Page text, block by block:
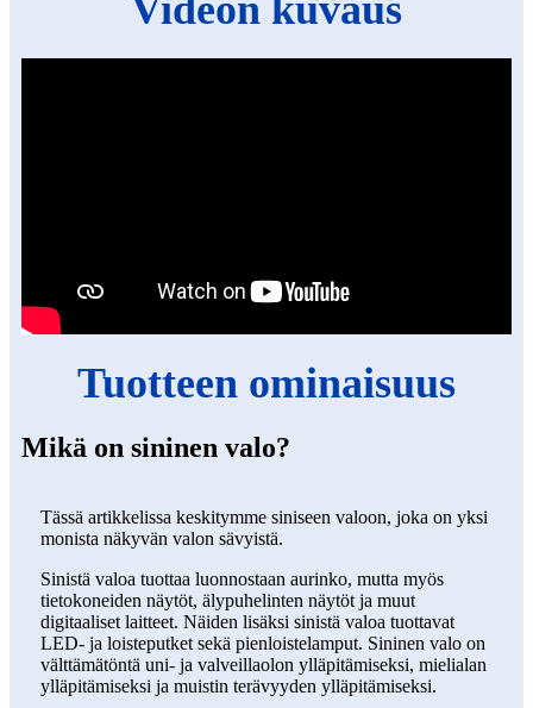
Tuotteen ominaisuus
Mikä on sininen valo?
Tässä artikkelissa keskitymme siniseen valoon, joka on yksi
monista näkyvän valon sävyistä.
Sinistä valoa tuottaa luonnostaan ​​aurinko, mutta myös
tietokoneiden näytöt, älypuhelinten näytöt ja muut
digitaaliset laitteet. Näiden lisäksi sinistä valoa tuottavat
LED- ja loisteputket sekä pienloistelamput. Sininen valo on
välttämätöntä uni- ja valveillaolon ylläpitämiseksi, mielialan
ylläpitämiseksi ja muistin terävyyden ylläpitämiseksi.